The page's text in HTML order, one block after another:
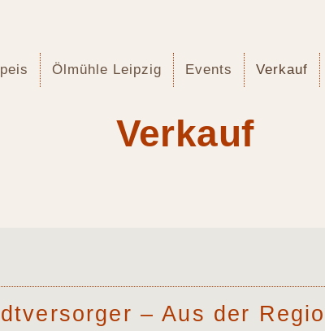
Ölmühle Leipzig Events Verkauf
Verkauf
– Aus der